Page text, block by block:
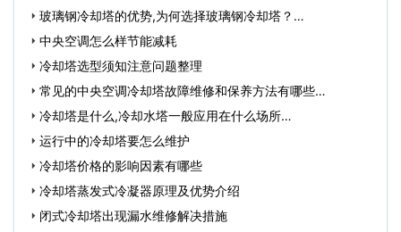
玻璃钢冷却塔的优势,为何选择玻璃钢冷却塔？…
中央空调怎么样节能减耗
冷却塔选型须知注意问题整理
常见的中央空调冷却塔故障维修和保养方法有哪些…
冷却塔是什么,冷却水塔一般应用在什么场所…
运行中的冷却塔要怎么维护
冷却塔价格的影响因素有哪些
冷却塔蒸发式冷凝器原理及优势介绍
闭式冷却塔出现漏水维修解决措施